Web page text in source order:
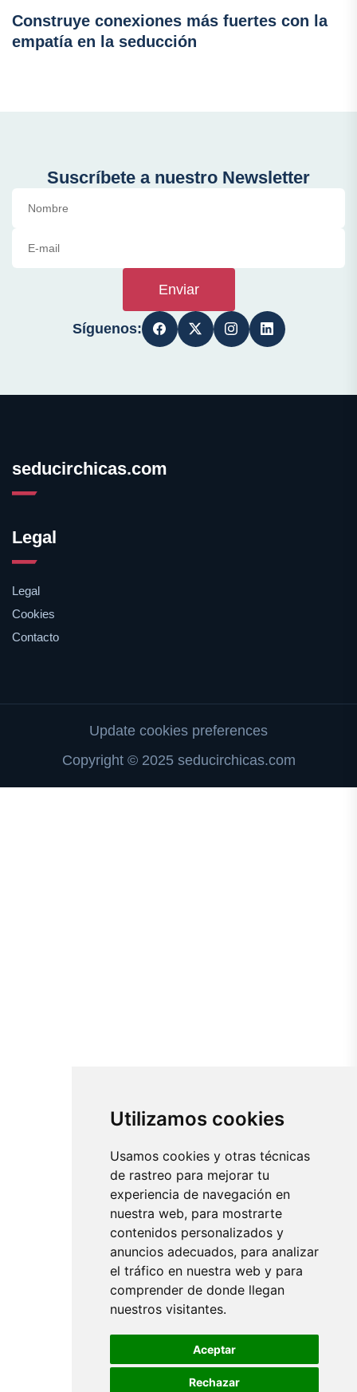
Utilizamos cookies
Usamos cookies y otras técnicas
de rastreo para mejorar tu
experiencia de navegación en
nuestra web, para mostrarte
contenidos personalizados y
anuncios adecuados, para analizar
el tráfico en nuestra web y para
comprender de donde llegan
nuestros visitantes.
Aceptar
Rechazar
Construye conexiones más fuertes con la
empatía en la seducción
Suscríbete a nuestro Newsletter
Enviar
Síguenos:
seducirchicas.com
Legal
Legal
Cookies
Contacto
Update cookies preferences
Copyright © 2025 seducirchicas.com